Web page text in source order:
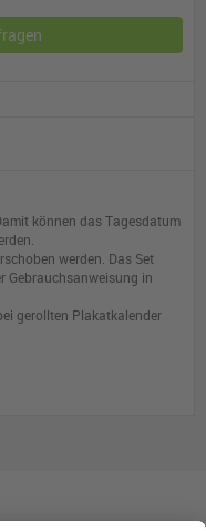
können das Tagesdatum
werden. Das Set
Gebrauchsanweisung in
gerollten Plakatkalender